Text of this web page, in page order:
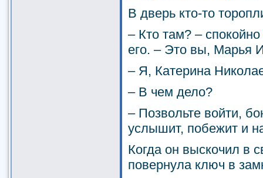
В дверь кто-то
– Кто там? –
его. – Это вы, Марья
– Я, Катерина
– В чем дело?
– Позвольте войти,
услышит, побежит и
Когда он выскочил в
повернула ключ в